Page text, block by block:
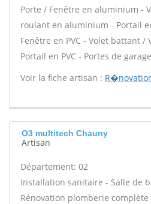
Porte / Fenêtre en aluminium -
roulant en aluminium - Portail
Fenêtre en PVC - Volet battant /
Portail en PVC - Portes de
Voir la fiche artisan :
O3 multitech Chauny
Artisan
Département: 02
Installation sanitaire - Salle de
Rénovation plomberie